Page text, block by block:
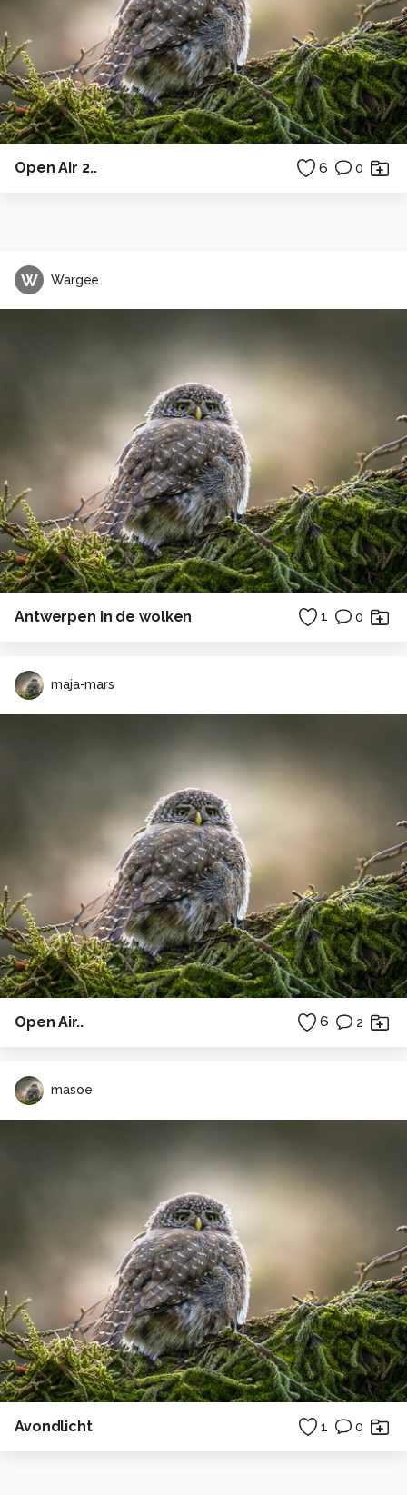
Open Air 2.. 6 0
W Wargee
Antwerpen in de wolken 1 0
maja-mars
Open Air.. 6 2
masoe
Avondlicht 1 0